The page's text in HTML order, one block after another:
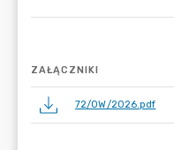
ZAŁĄCZNIKI
72/OW/2026.pdf